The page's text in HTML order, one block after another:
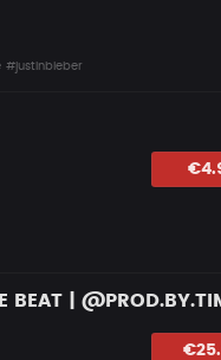
#justinbieber
BEAT |